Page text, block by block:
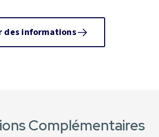
des informations
Complémentaires